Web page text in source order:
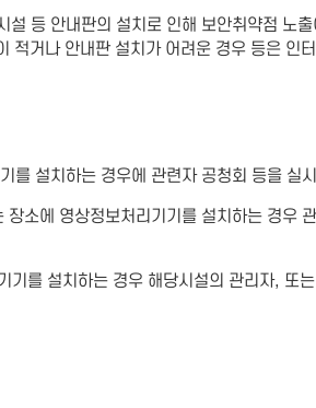
등 안내판의 설치로 인해 보안취약점 노
적거나 안내판 설치가 어려운 경우 등은 인
를 설치하는 경우에 관련자 공청회 등을 실
소에 영상정보처리기기를 설치하는 경우
기를 설치하는 경우 해당시설의 관리자, 또